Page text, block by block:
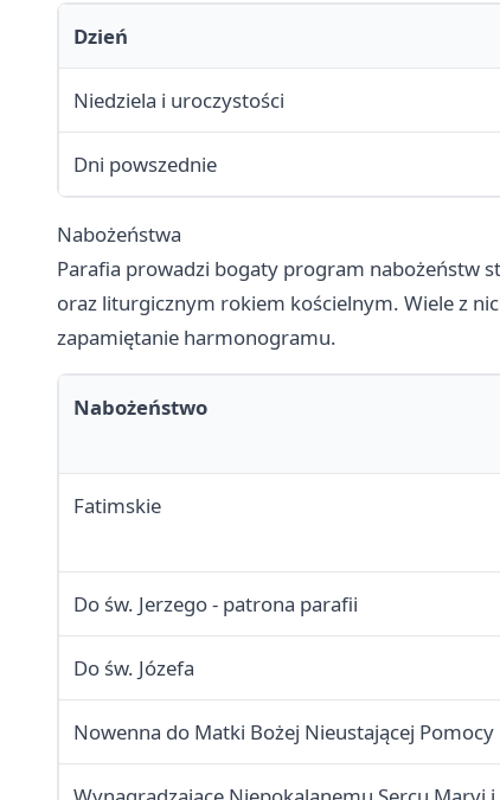
Dzień
Niedziela i uroczystości
Dni powszednie
Nabożeństwa
Parafia prowadzi bogaty program nabożeństw
oraz liturgicznym rokiem kościelnym. Wiele z
zapamiętanie harmonogramu.
Nabożeństwo
Fatimskie
Do św. Jerzego - patrona parafii
Do św. Józefa
Nowenna do Matki Bożej Nieustającej Pomocy